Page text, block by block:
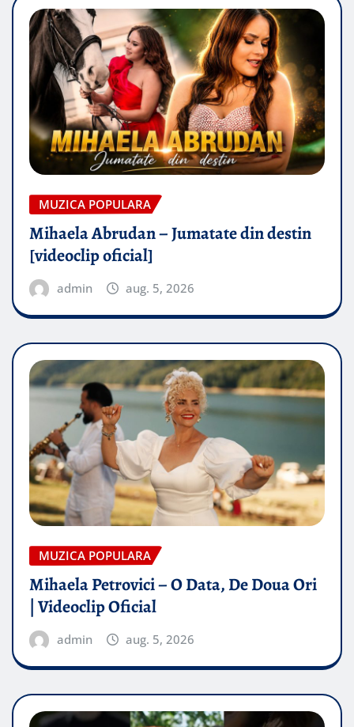
MUZICA POPULARA
Mihaela Abrudan – Jumatate din destin
[videoclip oficial]
admin aug. 5, 2026
MUZICA POPULARA
Mihaela Petrovici – O Data, De Doua Ori
| Videoclip Oficial
admin aug. 5, 2026